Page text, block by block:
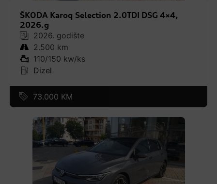
ŠKODA Karoq Selection 2.0TDI DSG 4×4,
2026.g
2026. godište
2.500 km
110/150 kw/ks
Dizel
73.000 KM